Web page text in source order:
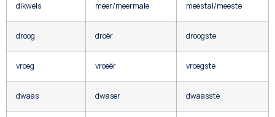
dikwels meer/meermale meestal/meeste
droog droër droogste
vroeg vroeër vroegste
dwaas dwaser dwaasste